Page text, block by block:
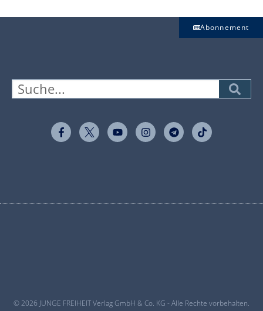
Abonnement
© 2026 JUNGE FREIHEIT Verlag GmbH & Co. KG - Alle Rechte vorbehalten.